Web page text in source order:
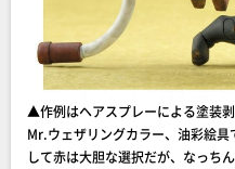
▲作例はヘアスプレーによる塗装
Mr.ウェザリングカラー、油彩絵
して赤は大胆な選択だが、なっち